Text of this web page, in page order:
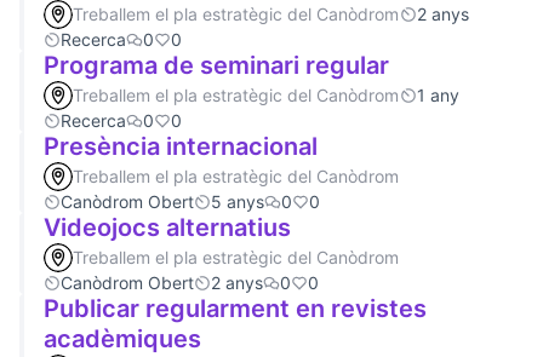
Treballem el pla estratègic del Canòdrom
2 anys
Recerca
0 0
Programa de seminari regular
Treballem el pla estratègic del Canòdrom
1 any
Recerca
0 0
Presència internacional
Treballem el pla estratègic del Canòdrom
Canòdrom Obert
5 anys 0 0
Videojocs alternatius
Treballem el pla estratègic del Canòdrom
Canòdrom Obert
2 anys 0 0
Publicar regularment en revistes
acadèmiques